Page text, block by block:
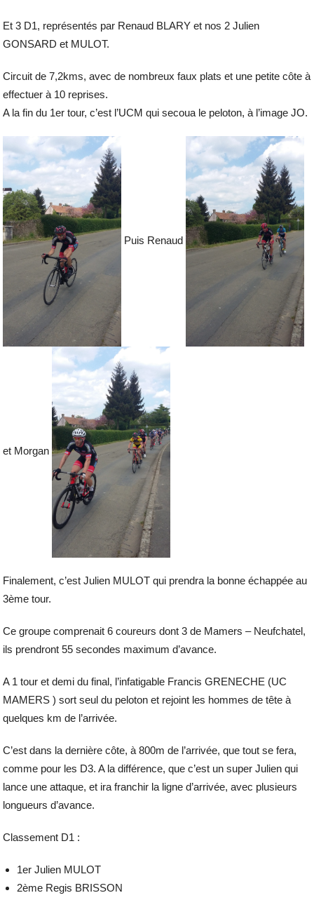
Et 3 D1, représentés par Renaud BLARY et nos 2 Julien
GONSARD et MULOT.
Circuit de 7,2kms, avec de nombreux faux plats et une petite côte à
effectuer à 10 reprises.
A la fin du 1er tour, c’est l’UCM qui secoua le peloton, à l’image JO.
Puis Renaud
et Morgan
Finalement, c’est Julien MULOT qui prendra la bonne échappée au
3ème tour.
Ce groupe comprenait 6 coureurs dont 3 de Mamers – Neufchatel,
ils prendront 55 secondes maximum d’avance.
A 1 tour et demi du final, l’infatigable Francis GRENECHE (UC
MAMERS ) sort seul du peloton et rejoint les hommes de tête à
quelques km de l’arrivée.
C’est dans la dernière côte, à 800m de l’arrivée, que tout se fera,
comme pour les D3. A la différence, que c’est un super Julien qui
lance une attaque, et ira franchir la ligne d’arrivée, avec plusieurs
longueurs d’avance.
Classement D1 :
1er Julien MULOT
2ème Regis BRISSON